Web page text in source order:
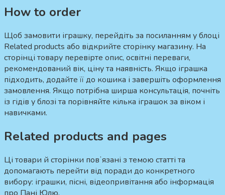
How to order
Щоб замовити іграшку, перейдіть за посиланням у блоці
Related products або відкрийте сторінку магазину. На
сторінці товару перевірте опис, освітні переваги,
рекомендований вік, ціну та наявність. Якщо іграшка
підходить, додайте її до кошика і завершіть оформлення
замовлення. Якщо потрібна ширша консультація, почніть
із гідів у блозі та порівняйте кілька іграшок за віком і
навичками.
Related products and pages
Ці товари й сторінки повʼязані з темою статті та
допомагають перейти від поради до конкретного
вибору: іграшки, пісні, відеопривітання або інформація